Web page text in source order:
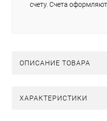
счету. Счета
ОПИСАНИЕ ТОВАРА
ХАРАКТЕРИСТИКИ